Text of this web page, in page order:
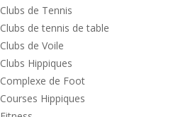
Clubs de Tennis
Clubs de tennis de table
Clubs de Voile
Clubs Hippiques
Complexe de Foot
Courses Hippiques